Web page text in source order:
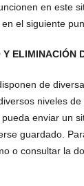
en este
el siguiente
ELIMINACIÓN
de
niveles
enviar un
guardado.
o consultar la